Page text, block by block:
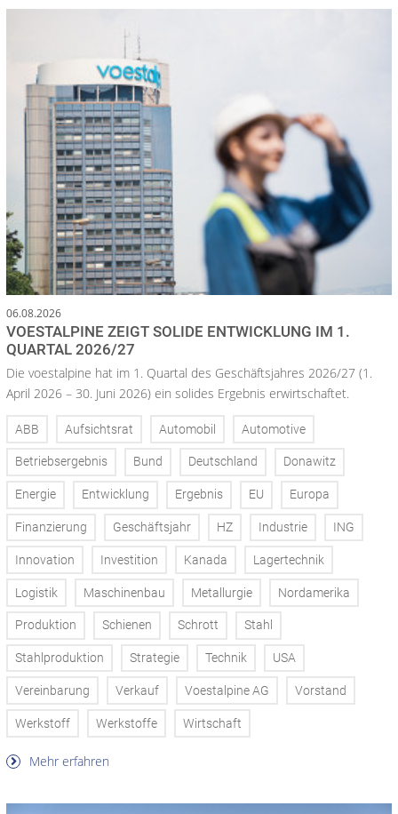
06.08.2026
VOESTALPINE ZEIGT SOLIDE ENTWICKLUNG IM 1.
QUARTAL 2026/27
Die voestalpine hat im 1. Quartal des Geschäftsjahres 2026/27 (1.
April 2026 – 30. Juni 2026) ein solides Ergebnis erwirtschaftet.
ABB Aufsichtsrat Automobil Automotive
Betriebsergebnis Bund Deutschland Donawitz
Energie Entwicklung Ergebnis EU Europa
Finanzierung Geschäftsjahr HZ Industrie ING
Innovation Investition Kanada Lagertechnik
Logistik Maschinenbau Metallurgie Nordamerika
Produktion Schienen Schrott Stahl
Stahlproduktion Strategie Technik USA
Vereinbarung Verkauf Voestalpine AG Vorstand
Werkstoff Werkstoffe Wirtschaft
Mehr erfahren